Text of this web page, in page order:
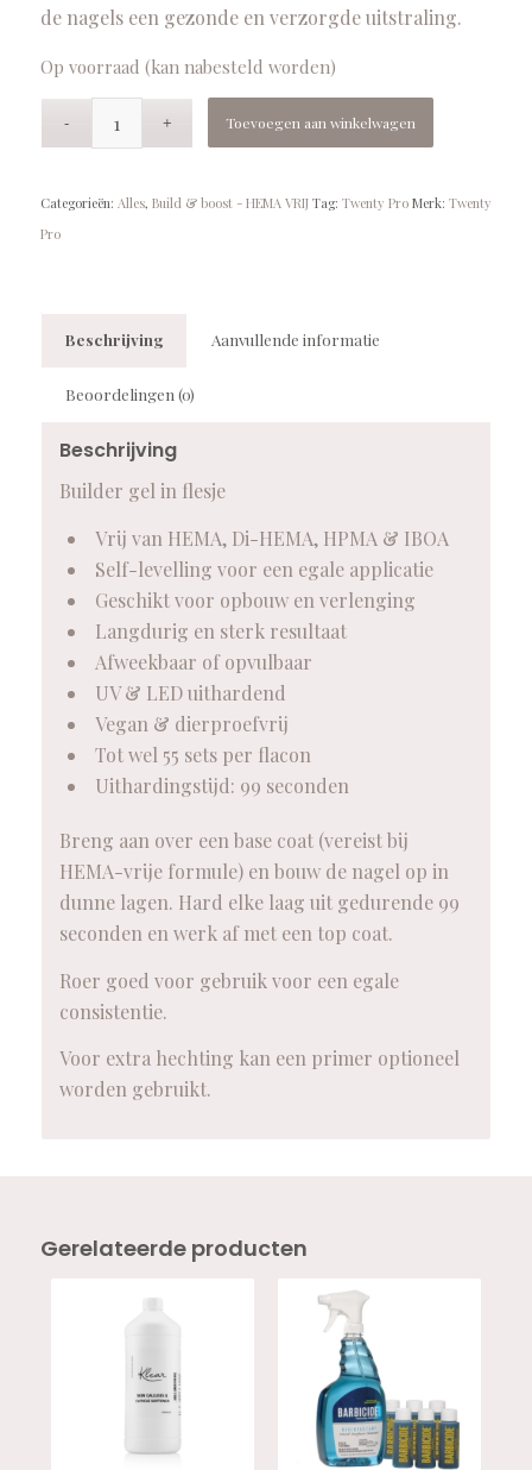
de nagels een gezonde en verzorgde uitstraling.
Op voorraad (kan nabesteld worden)
Toevoegen aan winkelwagen
Categorieën: Alles, Build & boost - HEMA VRIJ Tag: Twenty Pro Merk: Twenty
Pro
Beschrijving Aanvullende informatie
Beoordelingen (0)
Beschrijving
Builder gel in flesje
Vrij van HEMA, Di-HEMA, HPMA & IBOA
Self-levelling voor een egale applicatie
Geschikt voor opbouw en verlenging
Langdurig en sterk resultaat
Afweekbaar of opvulbaar
UV & LED uithardend
Vegan & dierproefvrij
Tot wel 55 sets per flacon
Uithardingstijd: 99 seconden
Breng aan over een base coat (vereist bij
HEMA-vrije formule) en bouw de nagel op in
dunne lagen. Hard elke laag uit gedurende 99
seconden en werk af met een top coat.
Roer goed voor gebruik voor een egale
consistentie.
Voor extra hechting kan een primer optioneel
worden gebruikt.
Gerelateerde producten